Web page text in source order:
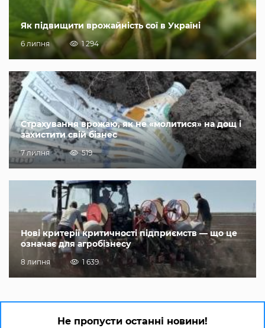
Як підвищити врожайність сої в Україні
6 липня 1 294
Страхування врожаю, як не «молитися» на дощ і
захистити свій бізнес
7 липня 519
Нові критерії критичності підприємств — що це
означає для агробізнесу
8 липня 1 639
Не пропусти останні новини!